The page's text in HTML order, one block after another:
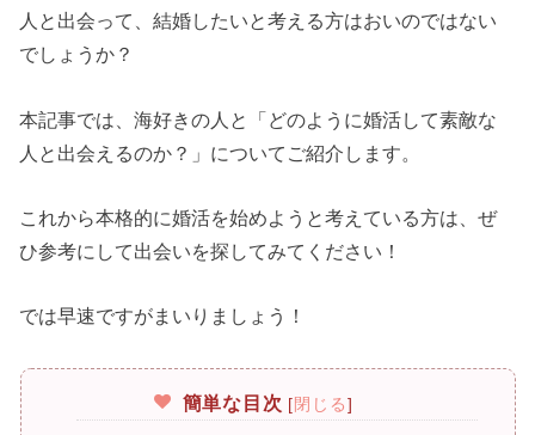
人と出会って、結婚したいと考える方はおいのではない
でしょうか？
本記事では、海好きの人と「どのように婚活して素敵な
人と出会えるのか？」についてご紹介します。
これから本格的に婚活を始めようと考えている方は、ぜ
ひ参考にして出会いを探してみてください！
では早速ですがまいりましょう！
簡単な目次 [閉じる]